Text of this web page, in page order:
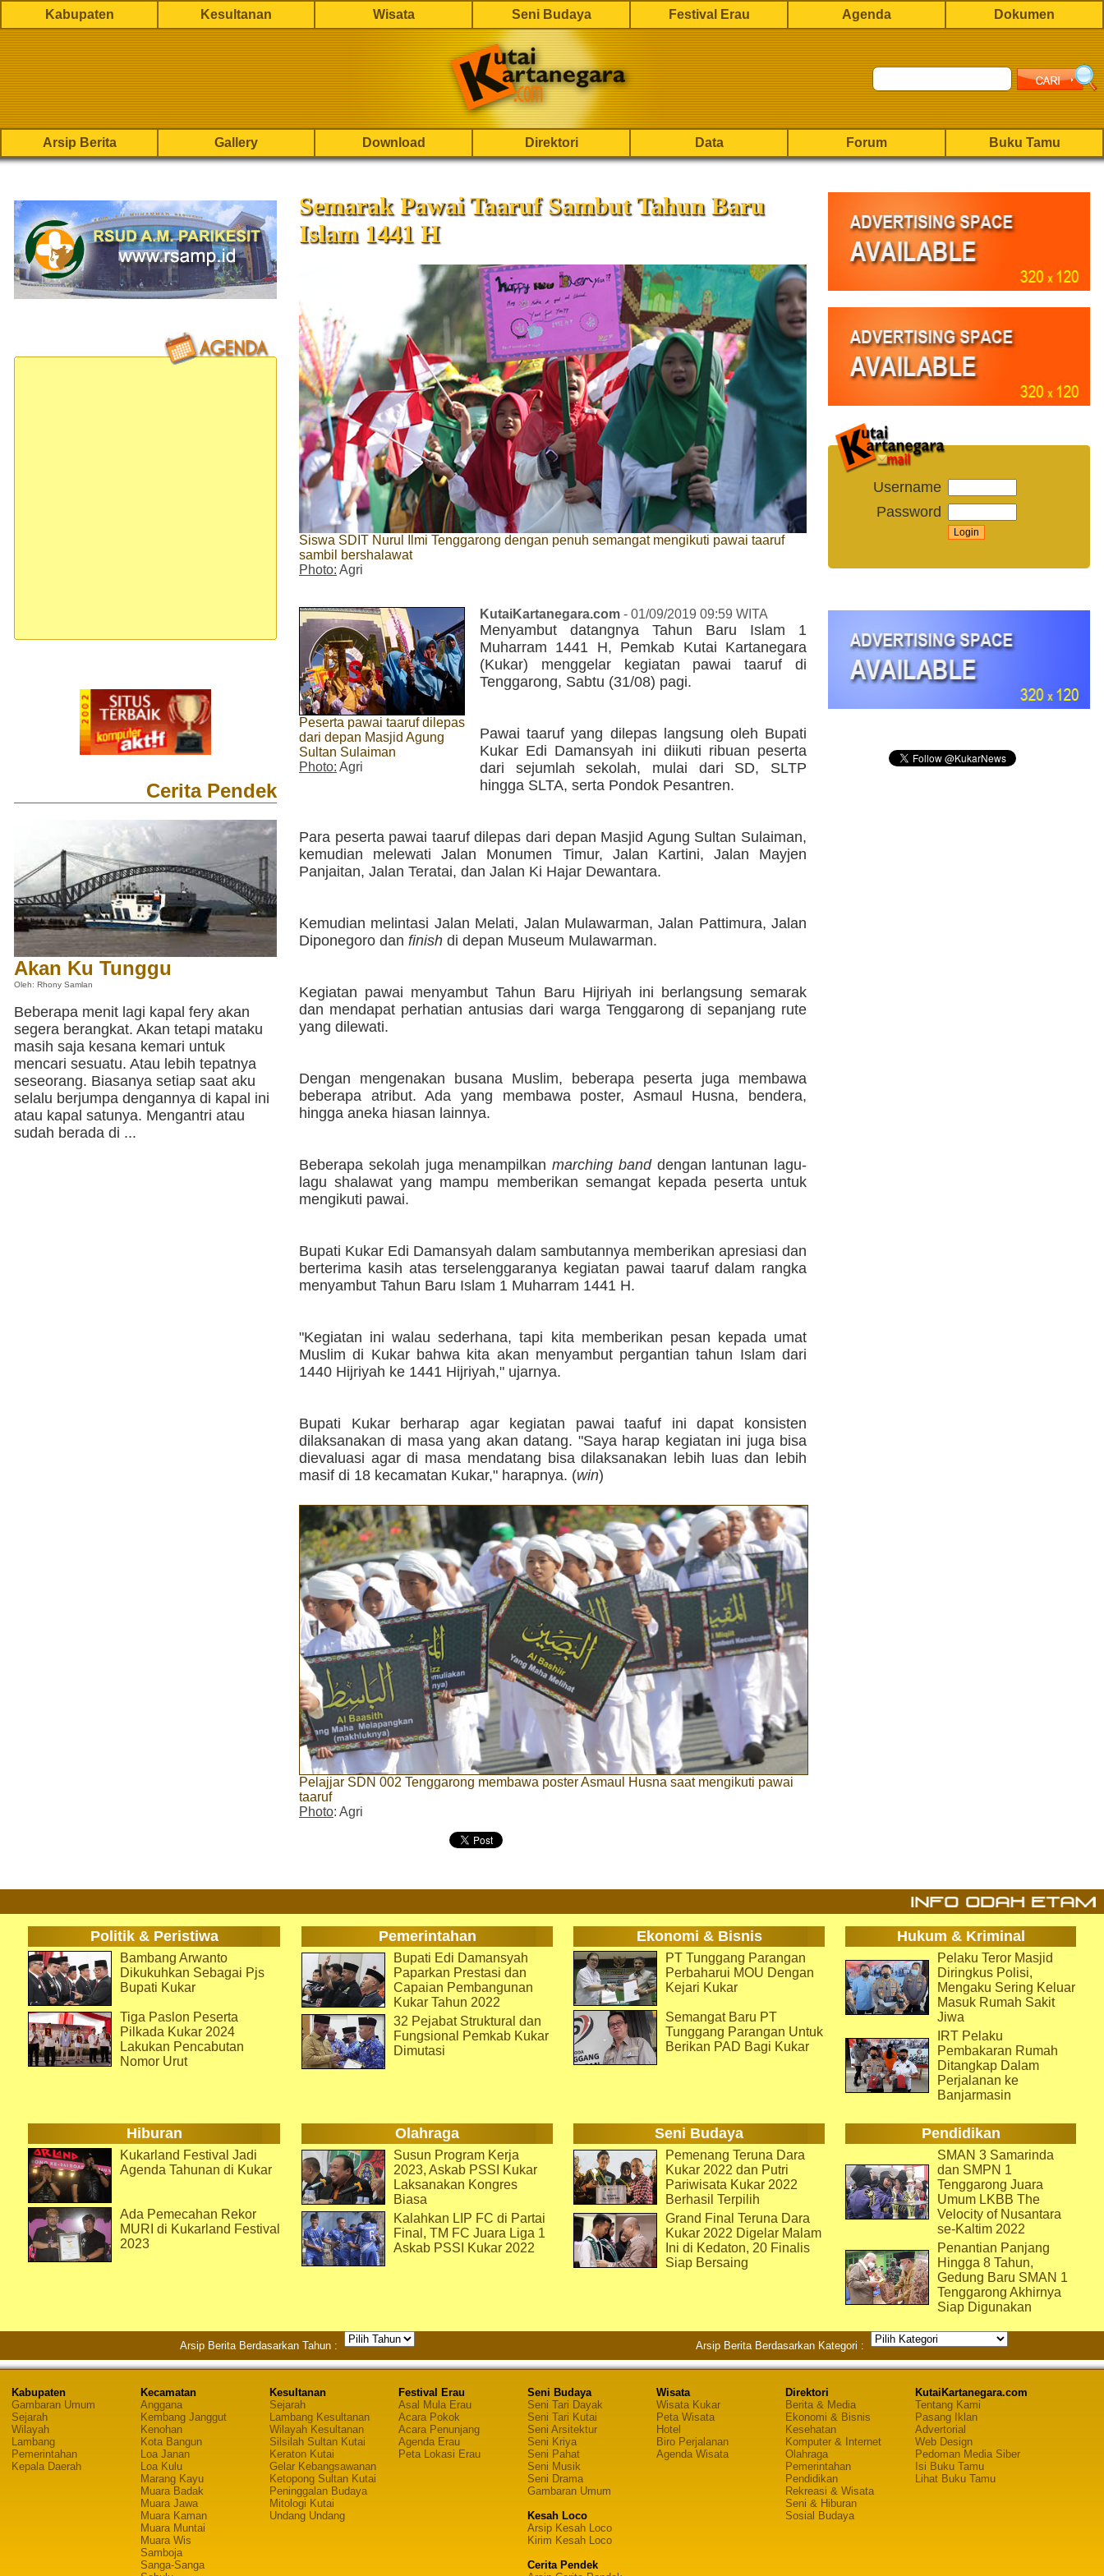
Kabupaten Kesultanan Wisata Seni Budaya Festival Erau Agenda Dokumen
Arsip Berita Gallery Download Direktori Data Forum Buku Tamu
Cerita Pendek
Akan Ku Tunggu
Oleh: Rhony Samlan
Beberapa menit lagi kapal fery akan
segera berangkat. Akan tetapi mataku
masih saja kesana kemari untuk
mencari sesuatu. Atau lebih tepatnya
seseorang. Biasanya setiap saat aku
selalu berjumpa dengannya di kapal ini
atau kapal satunya. Mengantri atau
sudah berada di ...
Semarak Pawai Taaruf Sambut Tahun Baru
Islam 1441 H
Siswa SDIT Nurul Ilmi Tenggarong dengan penuh semangat mengikuti pawai taaruf
sambil bershalawat
Photo: Agri
Peserta pawai taaruf dilepas
dari depan Masjid Agung
Sultan Sulaiman
Photo: Agri
KutaiKartanegara.com - 01/09/2019 09:59 WITA
Menyambut datangnya Tahun Baru Islam 1
Muharram 1441 H, Pemkab Kutai Kartanegara
(Kukar) menggelar kegiatan pawai taaruf di
Tenggarong, Sabtu (31/08) pagi.
Pawai taaruf yang dilepas langsung oleh Bupati
Kukar Edi Damansyah ini diikuti ribuan peserta
dari sejumlah sekolah, mulai dari SD, SLTP
hingga SLTA, serta Pondok Pesantren.
Para peserta pawai taaruf dilepas dari depan Masjid Agung Sultan Sulaiman,
kemudian melewati Jalan Monumen Timur, Jalan Kartini, Jalan Mayjen
Panjaitan, Jalan Teratai, dan Jalan Ki Hajar Dewantara.
Kemudian melintasi Jalan Melati, Jalan Mulawarman, Jalan Pattimura, Jalan
Diponegoro dan finish di depan Museum Mulawarman.
Kegiatan pawai menyambut Tahun Baru Hijriyah ini berlangsung semarak
dan mendapat perhatian antusias dari warga Tenggarong di sepanjang rute
yang dilewati.
Dengan mengenakan busana Muslim, beberapa peserta juga membawa
beberapa atribut. Ada yang membawa poster, Asmaul Husna, bendera,
hingga aneka hiasan lainnya.
Beberapa sekolah juga menampilkan marching banddengan lantunan lagu-
lagu shalawat yang mampu memberikan semangat kepada peserta untuk
mengikuti pawai.
Bupati Kukar Edi Damansyah dalam sambutannya memberikan apresiasi dan
berterima kasih atas terselenggaranya kegiatan pawai taaruf dalam rangka
menyambut Tahun Baru Islam 1 Muharram 1441 H.
"Kegiatan ini walau sederhana, tapi kita memberikan pesan kepada umat
Muslim di Kukar bahwa kita akan menyambut pergantian tahun Islam dari
1440 Hijriyah ke 1441 Hijriyah," ujarnya.
Bupati Kukar berharap agar kegiatan pawai taafuf ini dapat konsisten
dilaksanakan di masa yang akan datang. "Saya harap kegiatan ini juga bisa
dievaluasi agar di masa mendatang bisa dilaksanakan lebih luas dan lebih
masif di 18 kecamatan Kukar," harapnya. (win)
Pelajjar SDN 002 Tenggarong membawa poster Asmaul Husna saat mengikuti pawai
taaruf
Photo: Agri
Username
Password
Politik & Peristiwa Pemerintahan Ekonomi & Bisnis Hukum & Kriminal
Bambang Arwanto
Dikukuhkan Sebagai Pjs
Bupati Kukar
Tiga Paslon Peserta
Pilkada Kukar 2024
Lakukan Pencabutan
Nomor Urut
Bupati Edi Damansyah
Paparkan Prestasi dan
Capaian Pembangunan
Kukar Tahun 2022
32 Pejabat Struktural dan
Fungsional Pemkab Kukar
Dimutasi
PT Tunggang Parangan
Perbaharui MOU Dengan
Kejari Kukar
Semangat Baru PT
Tunggang Parangan Untuk
Berikan PAD Bagi Kukar
Pelaku Teror Masjid
Diringkus Polisi,
Mengaku Sering Keluar
Masuk Rumah Sakit
Jiwa
IRT Pelaku
Pembakaran Rumah
Ditangkap Dalam
Perjalanan ke
Banjarmasin
Hiburan Olahraga Seni Budaya Pendidikan
Kukarland Festival Jadi
Agenda Tahunan di Kukar
Ada Pemecahan Rekor
MURI di Kukarland Festival
2023
Susun Program Kerja
2023, Askab PSSI Kukar
Laksanakan Kongres
Biasa
Kalahkan LIP FC di Partai
Final, TM FC Juara Liga 1
Askab PSSI Kukar 2022
Pemenang Teruna Dara
Kukar 2022 dan Putri
Pariwisata Kukar 2022
Berhasil Terpilih
Grand Final Teruna Dara
Kukar 2022 Digelar Malam
Ini di Kedaton, 20 Finalis
Siap Bersaing
SMAN 3 Samarinda
dan SMPN 1
Tenggarong Juara
Umum LKBB The
Velocity of Nusantara
se-Kaltim 2022
Penantian Panjang
Hingga 8 Tahun,
Gedung Baru SMAN 1
Tenggarong Akhirnya
Siap Digunakan
Arsip Berita Berdasarkan Tahun : Arsip Berita Berdasarkan Kategori :
Kabupaten
Gambaran Umum
Sejarah
Wilayah
Lambang
Pemerintahan
Kepala Daerah
Kecamatan
Anggana
Kembang Janggut
Kenohan
Kota Bangun
Loa Janan
Loa Kulu
Marang Kayu
Muara Badak
Muara Jawa
Muara Kaman
Muara Muntai
Muara Wis
Samboja
Sanga-Sanga
Kesultanan
Sejarah
Lambang Kesultanan
Wilayah Kesultanan
Silsilah Sultan Kutai
Keraton Kutai
Gelar Kebangsawanan
Ketopong Sultan Kutai
Peninggalan Budaya
Mitologi Kutai
Undang Undang
Festival Erau
Asal Mula Erau
Acara Pokok
Acara Penunjang
Agenda Erau
Peta Lokasi Erau
Seni Budaya
Seni Tari Dayak
Seni Tari Kutai
Seni Arsitektur
Seni Kriya
Seni Pahat
Seni Musik
Seni Drama
Gambaran Umum
Kesah Loco
Arsip Kesah Loco
Kirim Kesah Loco
Cerita Pendek
Wisata
Wisata Kukar
Peta Wisata
Hotel
Biro Perjalanan
Agenda Wisata
Direktori
Berita & Media
Ekonomi & Bisnis
Kesehatan
Komputer & Internet
Olahraga
Pemerintahan
Pendidikan
Rekreasi & Wisata
Seni & Hiburan
Sosial Budaya
KutaiKartanegara.com
Tentang Kami
Pasang Iklan
Advertorial
Web Design
Pedoman Media Siber
Isi Buku Tamu
Lihat Buku Tamu